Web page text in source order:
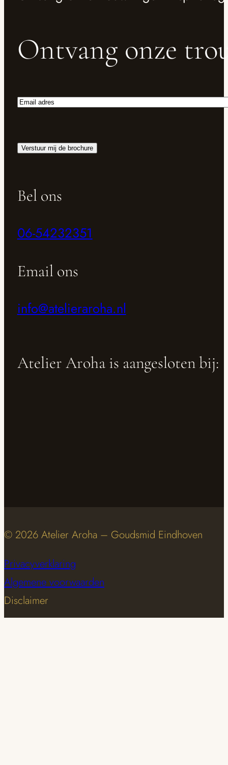
Ontvang onze
Email
Verstuur mij de brochure
Bel ons
06-54232351
Email ons
info@atelieraroha.nl
Atelier Aroha is aangesloten bij:
© 2026 Atelier Aroha – Goudsmid Eindhoven
Privacyverklaring
Algemene voorwaarden
Disclaimer